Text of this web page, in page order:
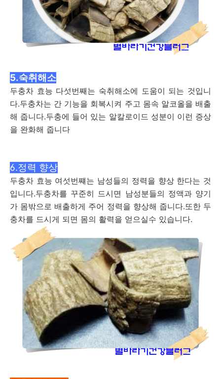
5.숙취해소
두충차 효능 다섯번째는 숙취해소에 도움이 되는 것입니
다.두충차는 간 기능을 회복시켜 주고 몸속 알코올을 배출
해 줍니다.두충에 들어 있는 알칼로이드 성분이 이런 증상
을 완화해 줍니다
6.정력 향상
두충차 효능 여섯번쨰는 남성들의 정력을 향상 한다는 것
입니다.두충차를 꾸준히 드시면 남성분들의 정액과 양기
가 몸밖으로 배출하게 주어 정력을 향상해 줍니다.또한 두
충차를 드시게 되면 몸의 활력을 얻으실수 있습니다.